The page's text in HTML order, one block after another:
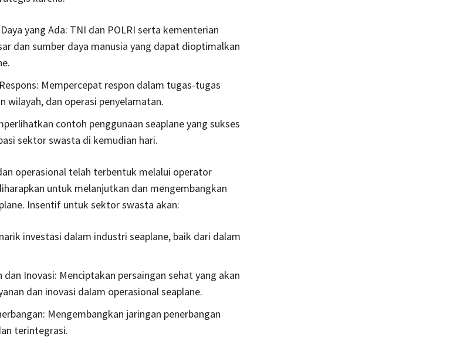
yang Ada: TNI dan POLRI serta kementerian
dan sumber daya manusia yang dapat dioptimalkan
Mempercepat respon dalam tugas-tugas
wilayah, dan operasi penyelamatan.
contoh penggunaan seaplane yang sukses
sektor swasta di kemudian hari.
operasional telah terbentuk melalui operator
untuk melanjutkan dan mengembangkan
Insentif untuk sektor swasta akan:
investasi dalam industri seaplane, baik dari dalam
Inovasi: Menciptakan persaingan sehat yang akan
dan inovasi dalam operasional seaplane.
Mengembangkan jaringan penerbangan
terintegrasi.